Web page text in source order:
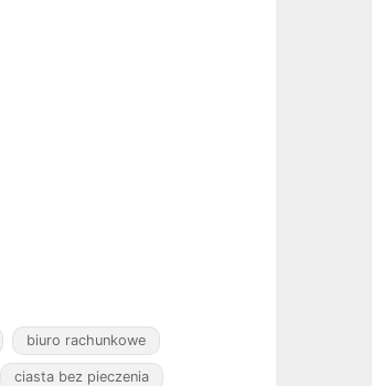
biuro rachunkowe
ciasta bez pieczenia